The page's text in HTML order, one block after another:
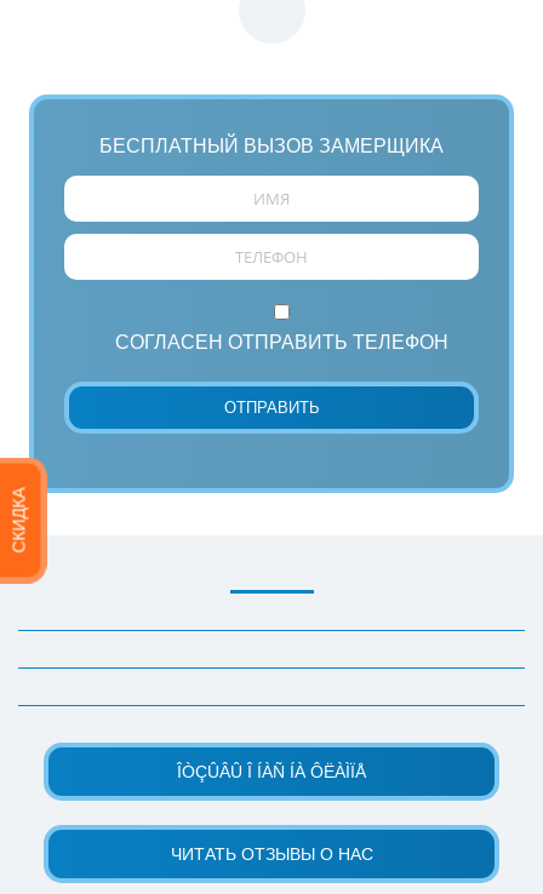
БЕСПЛАТНЫЙ ВЫЗОВ ЗАМЕРЩИКА
СОГЛАСЕН ОТПРАВИТЬ ТЕЛЕФОН
ÎÒÇÛÂÛ Î ÍÀÑ ÍÀ ÔËÀÌÏÅ
ЧИТАТЬ ОТЗЫВЫ О НАС
СКИДКА